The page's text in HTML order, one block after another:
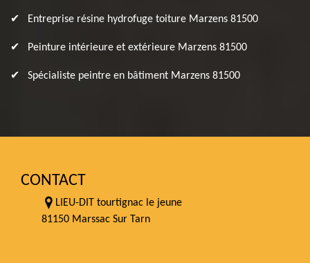
Entreprise résine hydrofuge toiture Marzens 81500
Peinture intérieure et extérieure Marzens 81500
Spécialiste peintre en bâtiment Marzens 81500
CONTACT
LIEU-DIT tourtignac le jeune
81150 Marssac Sur Tarn